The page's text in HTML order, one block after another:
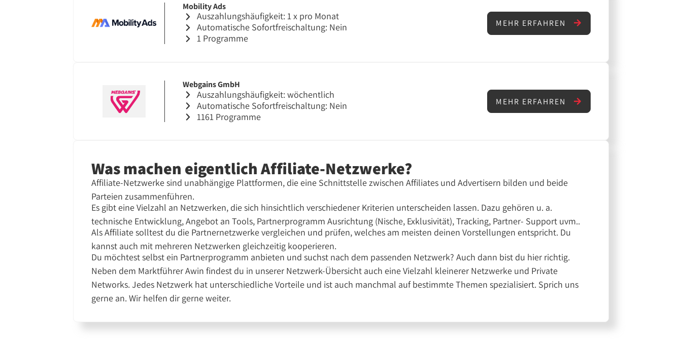
Mobility Ads
Auszahlungshäufigkeit: 1 x pro Monat
Automatische Sofortfreischaltung: Nein
1 Programme
MEHR ERFAHREN
Webgains GmbH
Auszahlungshäufigkeit: wöchentlich
Automatische Sofortfreischaltung: Nein
1161 Programme
MEHR ERFAHREN
Was machen eigentlich Affiliate-Netzwerke?
Affiliate-Netzwerke sind unabhängige Plattformen, die eine Schnittstelle zwischen Affiliates und Advertisern bilden und beide
Parteien zusammenführen.
Es gibt eine Vielzahl an Netzwerken, die sich hinsichtlich verschiedener Kriterien unterscheiden lassen. Dazu gehören u. a.
technische Entwicklung, Angebot an Tools, Partnerprogramm Ausrichtung (Nische, Exklusivität), Tracking, Partner- Support uvm..
Als Affiliate solltest du die Partnernetzwerke vergleichen und prüfen, welches am meisten deinen Vorstellungen entspricht. Du
kannst auch mit mehreren Netzwerken gleichzeitig kooperieren.
Du möchtest selbst ein Partnerprogramm anbieten und suchst nach dem passenden Netzwerk? Auch dann bist du hier richtig.
Neben dem Marktführer Awin findest du in unserer Netzwerk-Übersicht auch eine Vielzahl kleinerer Netzwerke und Private
Networks. Jedes Netzwerk hat unterschiedliche Vorteile und ist auch manchmal auf bestimmte Themen spezialisiert. Sprich uns
gerne an. Wir helfen dir gerne weiter.